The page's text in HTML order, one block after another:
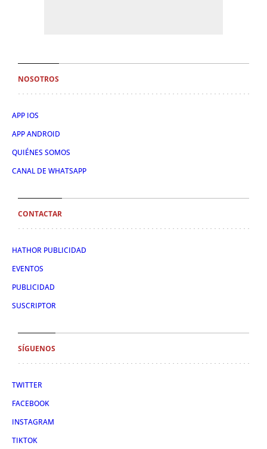
NOSOTROS
APP IOS
APP ANDROID
QUIÉNES SOMOS
CANAL DE WHATSAPP
CONTACTAR
HATHOR PUBLICIDAD
EVENTOS
PUBLICIDAD
SUSCRIPTOR
SÍGUENOS
TWITTER
FACEBOOK
INSTAGRAM
TIKTOK